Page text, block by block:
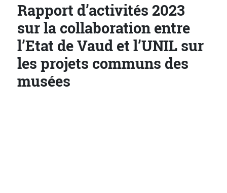
Rapport d’activités 2023
sur la collaboration entre
l’Etat de Vaud et l’UNIL sur
les projets communs des
musées